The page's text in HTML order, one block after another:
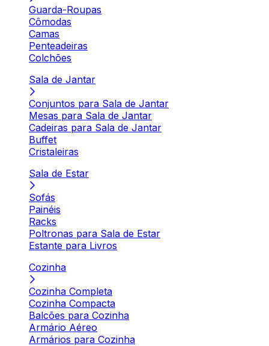
Guarda-Roupas
Cômodas
Camas
Penteadeiras
Colchões
Sala de Jantar
Conjuntos para Sala de Jantar
Mesas para Sala de Jantar
Cadeiras para Sala de Jantar
Buffet
Cristaleiras
Sala de Estar
Sofás
Painéis
Racks
Poltronas para Sala de Estar
Estante para Livros
Cozinha
Cozinha Completa
Cozinha Compacta
Balcões para Cozinha
Armário Aéreo
Armários para Cozinha